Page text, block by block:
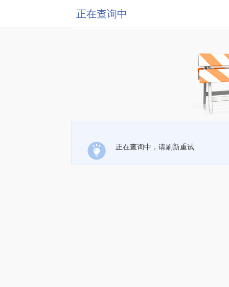
正在查询中
正在查询中，请刷新重试